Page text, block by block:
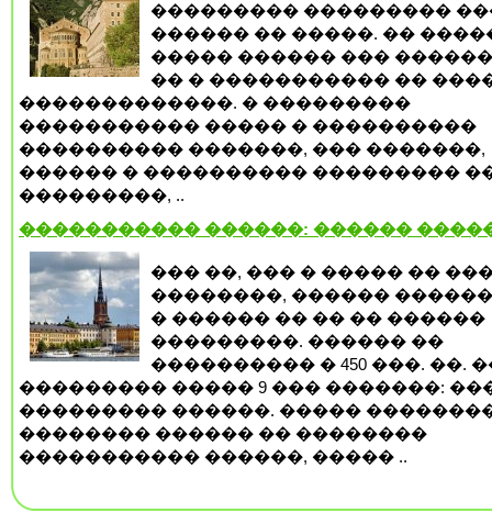
��������� ���������
������ �� �����. ��
����� ������ ���
�� � ����������� ��
�������������. � ���������
����������� ����� � ����������
���������� �������, ��� �������,
������ � ���������� ���������
���������, ..
����������� ������: ������
��� ��, ��� � ����� ��
��������, ������
� ������ �� �� �� ������
���������. ������ ��
���������� � 450 ���. ��.
��������� ����� 9 ��� �������:
��������� ������. �����
�������� ������ �� ��������
����������� ������, ����� ..